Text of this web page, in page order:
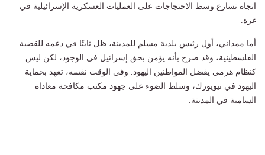
اتجاه تسارع وسط الاحتجاجات على العمليات العسكرية الإسرائيلية في
غزة.
أما ممداني، أول رئيس بلدية مسلم للمدينة، ظل ثابتًا في دعمه للقضية
الفلسطينية، وقد صرح بأنه يؤمن بحق إسرائيل في الوجود، لكن ليس
كنظام هرمي يفضل المواطنين اليهود. وفي الوقت نفسه، تعهد بحماية
اليهود في نيويورك، وسلط الضوء على جهود مكتب مكافحة معاداة
السامية في المدينة.